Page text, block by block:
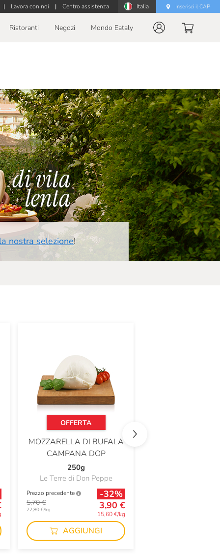
| Lavora con noi | Centro assistenza Italia Inserisci il CAP
Ristoranti Negozi Mondo Eataly
nostra selezione!
OFFERTA
MOZZARELLA DI BUFALA
CAMPANA DOP
250g
Le Terre di Don Peppe
Prezzo precedente
5,70 €
22,80 €/kg
-32%
3,90 €
15,60 €/kg
AGGIUNGI